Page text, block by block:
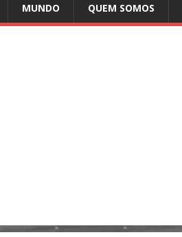
MUNDO QUEM SOMOS